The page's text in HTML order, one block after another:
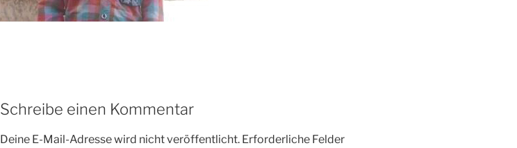
Schreibe einen Kommentar
Deine E-Mail-Adresse wird nicht veröffentlicht. Erforderliche Felder